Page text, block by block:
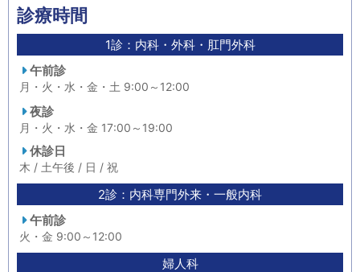
診療時間
1診：内科・外科・肛門外科
午前診
月・火・水・金・土 9:00～12:00
夜診
月・火・水・金 17:00～19:00
休診日
木 / 土午後 / 日 / 祝
2診：内科専門外来・一般内科
午前診
火・金 9:00～12:00
婦人科